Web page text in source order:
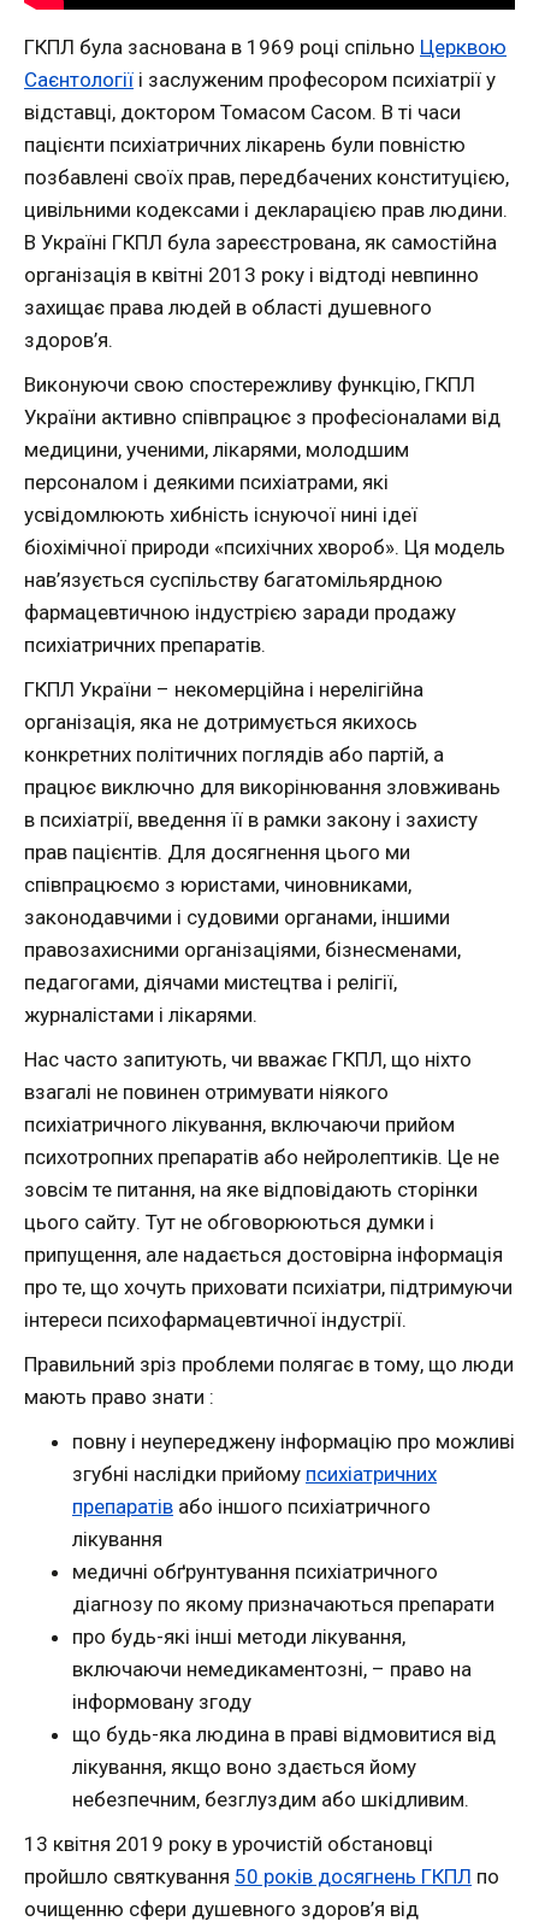
ГКПЛ була заснована в 1969 році спільно Церквою
Саєнтології і заслуженим професором психіатрії у
відставці, доктором Томасом Сасом. В ті часи
пацієнти психіатричних лікарень були повністю
позбавлені своїх прав, передбачених конституцією,
цивільними кодексами і декларацією прав людини.
В Україні ГКПЛ була зареєстрована, як самостійна
організація в квітні 2013 року і відтоді невпинно
захищає права людей в області душевного
здоров’я.
Виконуючи свою спостережливу функцію, ГКПЛ
України активно співпрацює з професіоналами від
медицини, ученими, лікарями, молодшим
персоналом і деякими психіатрами, які
усвідомлюють хибність існуючої нині ідеї
біохімічної природи «психічних хвороб». Ця модель
нав’язується суспільству багатомільярдною
фармацевтичною індустрією заради продажу
психіатричних препаратів.
ГКПЛ України – некомерційна і нерелігійна
організація, яка не дотримується якихось
конкретних політичних поглядів або партій, а
працює виключно для викорінювання зловживань
в психіатрії, введення її в рамки закону і захисту
прав пацієнтів. Для досягнення цього ми
співпрацюємо з юристами, чиновниками,
законодавчими і судовими органами, іншими
правозахисними організаціями, бізнесменами,
педагогами, діячами мистецтва і релігії,
журналістами і лікарями.
Нас часто запитують, чи вважає ГКПЛ, що ніхто
взагалі не повинен отримувати ніякого
психіатричного лікування, включаючи прийом
психотропних препаратів або нейролептиків. Це не
зовсім те питання, на яке відповідають сторінки
цього сайту. Тут не обговорюються думки і
припущення, але надається достовірна інформація
про те, що хочуть приховати психіатри, підтримуючи
інтереси психофармацевтичної індустрії.
Правильний зріз проблеми полягає в тому, що люди
мають право знати :
повну і неупереджену інформацію про можливі
згубні наслідки прийому психіатричних
препаратів або іншого психіатричного
лікування
медичні обґрунтування психіатричного
діагнозу по якому призначаються препарати
про будь-які інші методи лікування,
включаючи немедикаментозні, – право на
інформовану згоду
що будь-яка людина в праві відмовитися від
лікування, якщо воно здається йому
небезпечним, безглуздим або шкідливим.
13 квітня 2019 року в урочистій обстановці
пройшло святкування 50 років досягнень ГКПЛ по
очищенню сфери душевного здоров’я від